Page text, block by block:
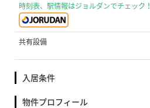
時刻表、駅情報はジョルダンでチェック！
共有設備
入居条件
物件プロフィール